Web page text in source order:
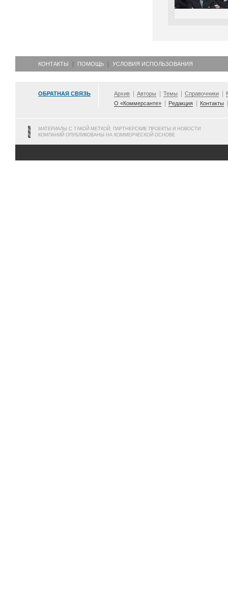
КОНТАКТЫ ПОМОЩЬ УСЛОВИЯ ИСПОЛЬЗОВАНИЯ
ОБРАТНАЯ СВЯЗЬ Архив Авторы Темы Справочники
О «Коммерсанте»
Редакция Контакты
МАТЕРИАЛЫ С ТАКОЙ МЕТКОЙ, ПАРТНЕРСКИЕ ПРОЕКТЫ И НОВОСТИ
КОМПАНИЙ ОПУБЛИКОВАНЫ НА КОММЕРЧЕСКОЙ ОСНОВЕ